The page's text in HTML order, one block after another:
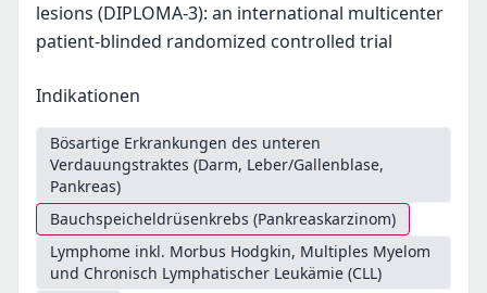
lesions (DIPLOMA-3): an international multicenter
patient-blinded randomized controlled trial
Indikationen
Bösartige Erkrankungen des unteren
Verdauungstraktes (Darm, Leber/Gallenblase,
Pankreas)
Bauchspeicheldrüsenkrebs (Pankreaskarzinom)
Lymphome inkl. Morbus Hodgkin, Multiples Myelom
und Chronisch Lymphatischer Leukämie (CLL)